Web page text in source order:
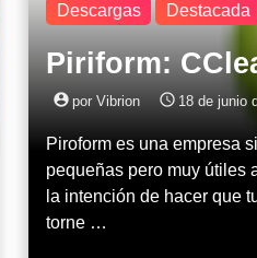
Descargas Destacada
Piriform:
account_circle por Vibrion access_time 18 de junio
Piroform es una empresa
pequeñas pero muy útiles
la intención de hacer que
torne …